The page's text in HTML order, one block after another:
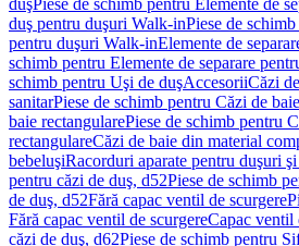
duşPiese de schimb pentru Elemente de
duş pentru duşuri Walk-inPiese de
pentru duşuri Walk-inElemente de
schimb pentru Elemente de separare
schimb pentru Uşi de duşAccesoriiCăzi
sanitarPiese de schimb pentru Căzi de
baie rectangularePiese de schimb pentru
rectangulareCăzi de baie din material
bebeluşiRacorduri aparate pentru duşuri
pentru căzi de duş, d52Piese de schimb
de duş, d52Fără capac ventil de scurgere
Fără capac ventil de scurgereCapac ventil
căzi de duş, d62Piese de schimb pentru